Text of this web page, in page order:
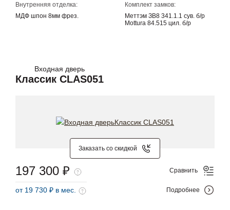
Внутренняя отделка:
МДФ шпон 8мм фрез.
Комплект замков:
Меттэм ЗВ8 341.1.1 сув. б/р
Mottura 84.515 цил. б/р
Входная дверь
Классик CLAS051
Заказать со скидкой
197 300 ₽
от 19 730 ₽ в мес.
Сравнить
Подробнее